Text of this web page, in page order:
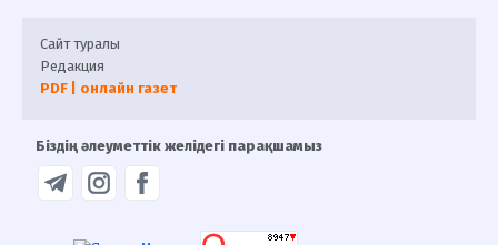
Сайт туралы
Редакция
PDF | онлайн газет
Біздің әлеуметтік желідегі парақшамыз